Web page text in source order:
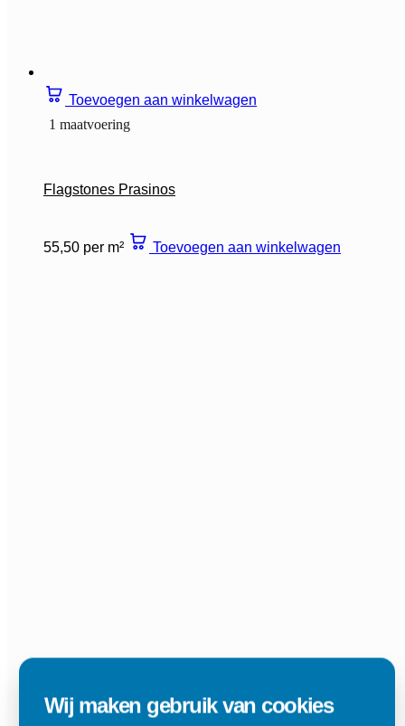
Toevoegen aan winkelwagen
1 maatvoering
Flagstones Prasinos
55,50 per m² Toevoegen aan winkelwagen
Wij maken gebruik van cookies